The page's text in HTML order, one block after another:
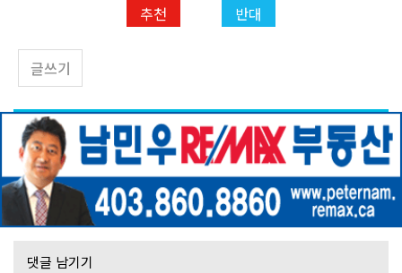
추천 반대
글쓰기
댓글 남기기